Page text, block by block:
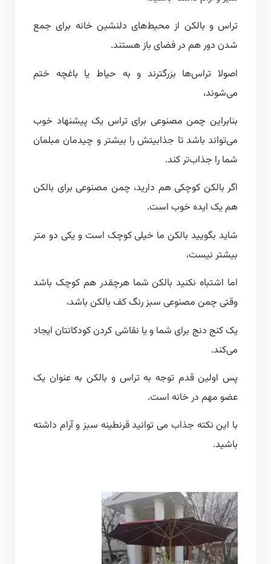
تراس و بالکن از محیط‌های دلنشین خانه برای جمع
شدن دور هم در فضای باز هستند.
اصولا تراس‌ها بزرگترند و به حیاط یا باغچه ختم
می‌شوند،
بنابراین چمن مصنوعی برای تراس یک پیشنهاد خوب
می‌تواند باشد تا جذابیتش را بیشتر و چیدمان مبلمان
شما را جذاب‌تر کند.
اگر بالکن کوچکی هم دارید، چمن مصنوعی برای بالکن
هم یک ایده خوب است.
شاید بگویید بالکن ما خیلی کوچک است و یکی دو متر
بیشتر نیست،
اما اشتباه نکنید بالکن شما هرچقدر هم کوچک باشد
وقتی چمن مصنوعی سبز رنگ کف بالکن باشد،
یک کنج دنج برای شما و یا نقاشی کردن کودکانتان ایجاد
پس اولین قدم توجه به تراس و بالکن به عنوان یک
عضو مهم در خانه است.
با این نکته جذاب می توانید قرنطینه سبز و آرام داشته